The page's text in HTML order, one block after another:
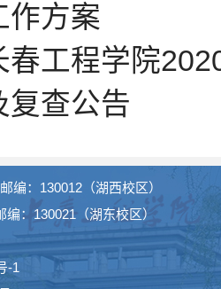
作方案
春工程学院
复查公告
编：130012（湖西校区）
编：130021（湖东校区）
-1